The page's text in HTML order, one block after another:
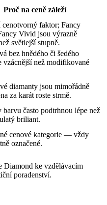
Proč na ceně záleží
cenotvorný faktor; Fancy
Vivid jsou výrazně
světlejší stupně.
bez hnědého či šedého
vzácnější než modifikované
diamanty jsou mimořádně
za karát roste strmě.
barvu často podtrhnou lépe než
briliant.
cenové kategorie — vždy
označené.
Diamond ke vzdělávacím
poradenství.